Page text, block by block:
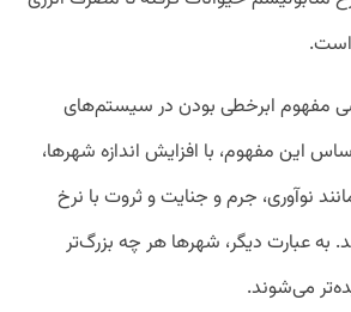
است.
مفهوم ابرخطی بودن در سیستم‌های
این مفهوم، با افزایش اندازه شهرها،
نوآوری، جرم و جنایت و ثروت با نرخ
به عبارت دیگر، شهرها هر چه بزرگ‌تر
می‌شوند.